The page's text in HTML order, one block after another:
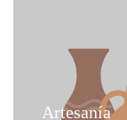
Artesanía